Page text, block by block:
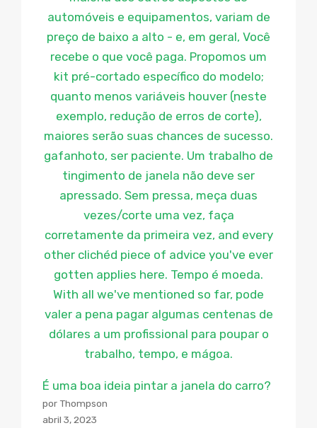
É uma boa ideia pintar a janela do carro?
por Thompson
abril 3, 2023